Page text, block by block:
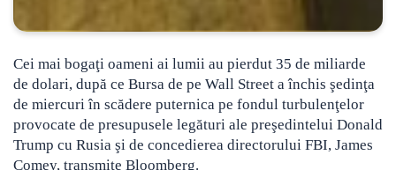
Cei mai bogaţi oameni ai lumii au pierdut 35 de miliarde
de dolari, după ce Bursa de pe Wall Street a închis şedinţa
de miercuri în scădere puternica pe fondul turbulenţelor
provocate de presupusele legături ale preşedintelui Donald
Trump cu Rusia şi de concedierea directorului FBI, James
Comey, transmite Bloomberg.